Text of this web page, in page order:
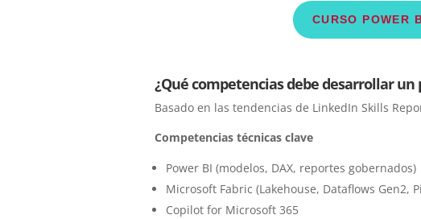
CURSO POWER
¿Qué competencias debe desarrollar un
Basado en las tendencias de LinkedIn Skills
Competencias técnicas clave
Power BI (modelos, DAX, reportes gobernados)
Microsoft Fabric (Lakehouse, Dataflows Gen2,
Copilot for Microsoft 365